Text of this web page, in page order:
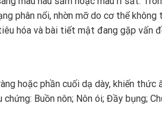
phân nổi, nhờn mỡ do cơ thể
hóa và bài tiết mật đang gặp vấn
hoặc phần cuối dạ dày, khiến thức
Buồn nôn; Nôn ói; Đầy bụng;